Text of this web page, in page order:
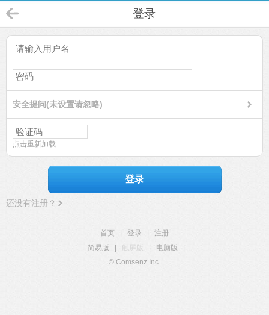
登录
安全提问(未设置请忽略)
点击重新加载
登录
还没有注册？
首页 登录
注册
简易版
触屏版 电脑版
© Comsenz Inc.